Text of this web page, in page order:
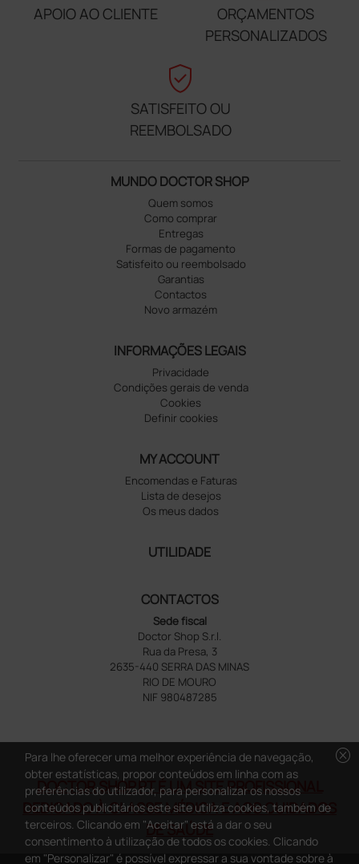
APOIO AO CLIENTE
ORÇAMENTOS
PERSONALIZADOS
verified_user
SATISFEITO OU
REEMBOLSADO
MUNDO DOCTOR SHOP
Quem somos
Como comprar
Entregas
Formas de pagamento
Satisfeito ou reembolsado
Garantias
Contactos
Novo armazém
INFORMAÇÕES LEGAIS
Privacidade
Condições gerais de venda
Cookies
Definir cookies
MY ACCOUNT
Encomendas e Faturas
Lista de desejos
Os meus dados
UTILIDADE
CONTACTOS
Sede fiscal
Doctor Shop S.r.l.
Rua da Presa, 3
2635-440 SERRA DAS MINAS
RIO DE MOURO
NIF 980487285
DOCTOR SHOP.PT É UM SITE PROFISSIONAL
DEDICADO À CLASSE MÉDICA E AOS CUIDADOS
DE SAÚDE
cancel
Para lhe oferecer uma melhor experiência de navegação,
obter estatísticas, propor conteúdos em linha com as
preferências do utilizador, para personalizar os nossos
conteúdos publicitários este site utiliza cookies, também de
terceiros. Clicando em "Aceitar" está a dar o seu
consentimento à utilização de todos os cookies. Clicando
em "Personalizar" é possível expressar a sua vontade sobre à